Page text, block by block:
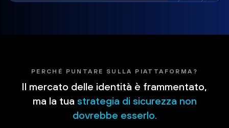
PERCHÉ PUNTARE SULLA PIATTAFORMA?
Il mercato delle identità è frammentato,
ma la tua strategia di sicurezza non
dovrebbe esserlo.